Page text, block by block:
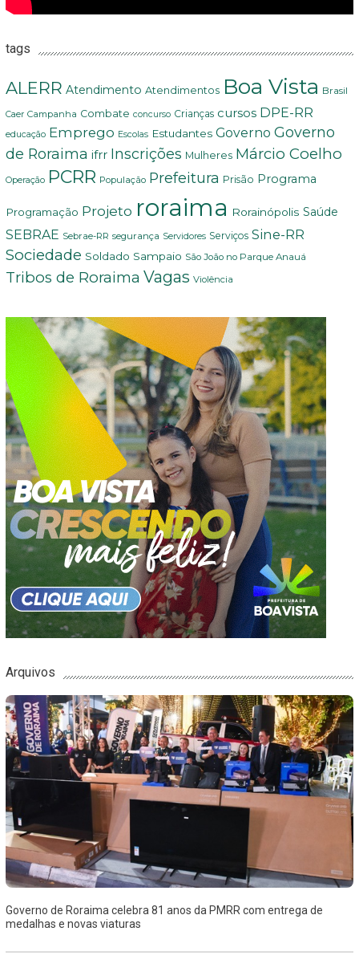
tags
ALERR Atendimento Atendimentos Boa Vista Brasil
Caer Campanha Combate concurso Crianças cursos DPE-RR
educação Emprego Escolas Estudantes Governo Governo
de Roraima ifrr Inscrições Mulheres Márcio Coelho
Operação PCRR População Prefeitura Prisão Programa
Programação Projeto roraima Rorainópolis Saúde
SEBRAE Sebrae-RR segurança Servidores Serviços Sine-RR
Sociedade Soldado Sampaio São João no Parque Anauá
Tribos de Roraima Vagas Violência
Arquivos
Governo de Roraima celebra 81 anos da PMRR com entrega de
medalhas e novas viaturas